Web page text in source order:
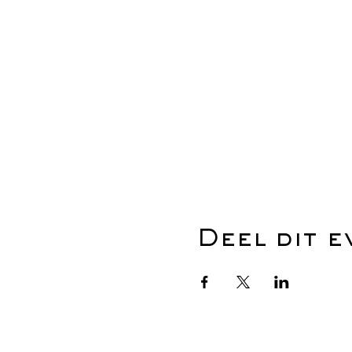
Deel dit